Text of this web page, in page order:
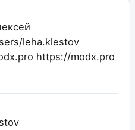
leha.klestov
https://modx.pro